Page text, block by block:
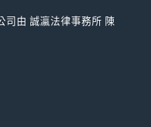
由 誠瀛法律事務所 陳